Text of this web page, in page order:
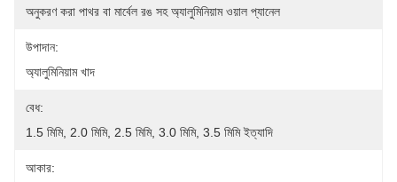
অনুকরণ করা পাথর বা মার্বেল রঙ সহ অ্যালুমিনিয়াম ওয়াল প্যানেল
উপাদান:
অ্যালুমিনিয়াম খাদ
বেধ:
1.5 মিমি, 2.0 মিমি, 2.5 মিমি, 3.0 মিমি, 3.5 মিমি ইত্যাদি
আকার: